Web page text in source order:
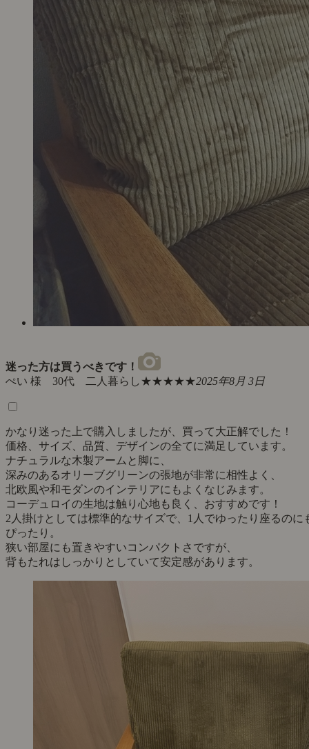
迷った方は買うべきです！
ぺい 様 30代 二人暮らし★★★★★2025年8月 3日
かなり迷った上で購入しましたが、買って大正解でした！
価格、サイズ、品質、デザインの全てに満足しています。
ナチュラルな木製アームと脚に、
深みのあるオリーブグリーンの張地が非常に相性よく、
北欧風や和モダンのインテリアにもよくなじみます。
コーデュロイの生地は触り心地も良く、おすすめです！
2人掛けとしては標準的なサイズで、1人でゆったり座るのに
ぴったり。
狭い部屋にも置きやすいコンパクトさですが、
背もたれはしっかりとしていて安定感があります。